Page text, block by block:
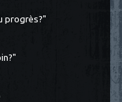
progrès?"